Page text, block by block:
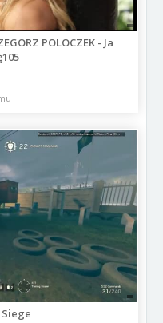
POLOCZEK - Ja